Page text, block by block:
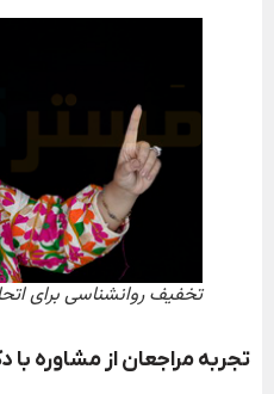
تخفیف روانشناسی برای
تجربه مراجعان از مشاوره با